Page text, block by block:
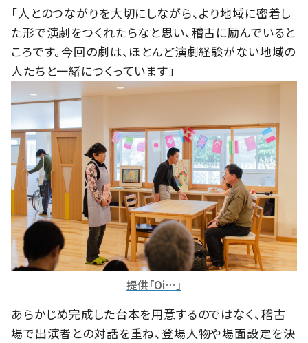
「人とのつながりを大切にしながら、より地域に密着し
た形で演劇をつくれたらなと思い、稽古に励んでいると
ころです。今回の劇は、ほとんど演劇経験がない地域の
人たちと一緒につくっています」
提供「Oi…」
あらかじめ完成した台本を用意するのではなく、稽古
場で出演者との対話を重ね、登場人物や場面設定を決